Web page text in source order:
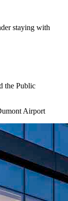
staying with
the Public
Airport